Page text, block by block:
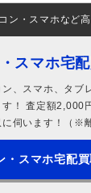
ン・スマホなど高
スマホ宅
、スマホ、タ
！ 査定額2,000
伺います！（※
・スマホ宅配